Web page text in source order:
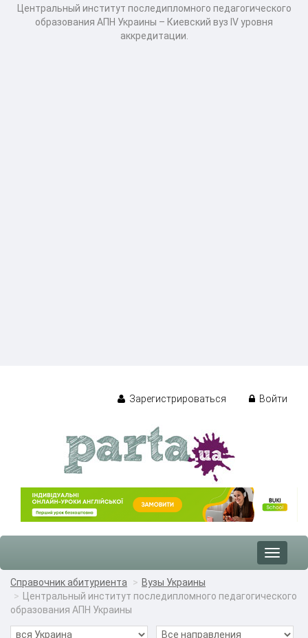
Центральный институт последипломного педагогического
образования АПН Украины – Киевский вуз IV уровня
аккредитации.
Зарегистрироваться Войти
Toggle
Справочник абитуриента
Вузы Украины
Центральный институт последипломного педагогического
образования АПН Украины